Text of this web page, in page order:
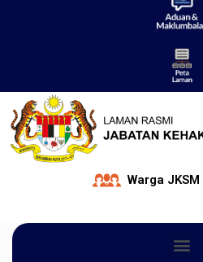
Warga JKSM